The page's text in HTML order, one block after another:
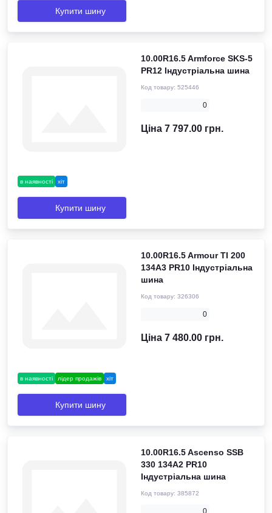
Купити шину
в наявності хіт
10.00R16.5 Armforce SKS-5
PR12 Індустріальна шина
Код товару: 525446
0
Ціна 7 797.00 грн.
Купити шину
в наявності лідер продажів хіт
10.00R16.5 Armour TI 200
134A3 PR10 Індустріальна
шина
Код товару: 326306
0
Ціна 7 480.00 грн.
Купити шину
10.00R16.5 Ascenso SSB
330 134A2 PR10
Індустріальна шина
Код товару: 385872
0